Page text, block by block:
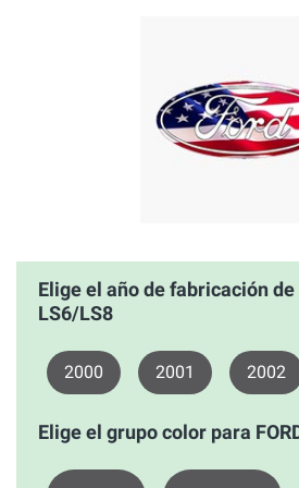
Elige el año de fabricación de
LS6/LS8
2000 2001 2002
Elige el grupo color para